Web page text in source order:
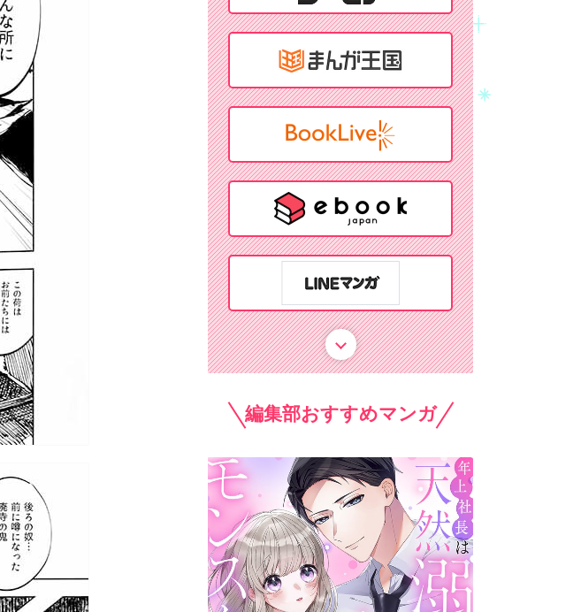
編集部おすすめマンガ